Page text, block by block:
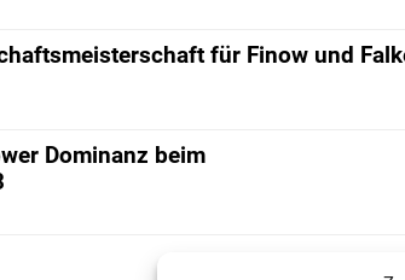
für Finow und
Dominanz beim